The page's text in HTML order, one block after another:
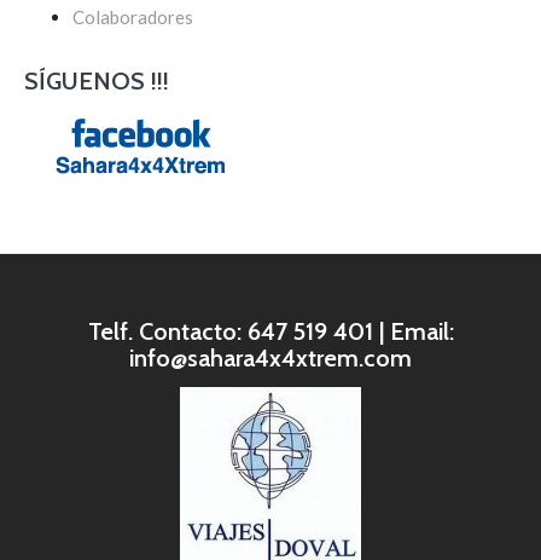
Colaboradores
SÍGUENOS !!!
Telf. Contacto: 647 519 401 | Email:
info@sahara4x4xtrem.com